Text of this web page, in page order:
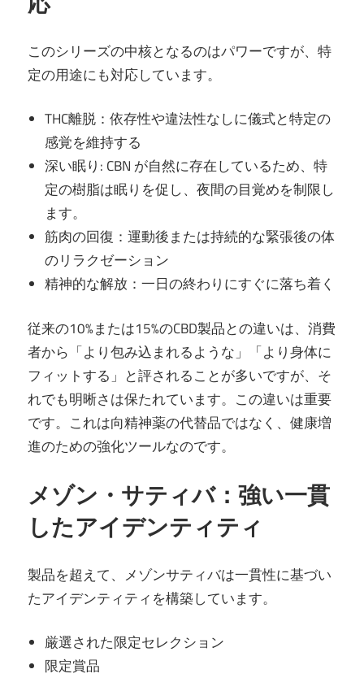
このシリーズの中核となるのはパワーですが、特
定の用途にも対応しています。
THC離脱：依存性や違法性なしに儀式と特定の
感覚を維持する
深い眠り: CBN が自然に存在しているため、特
定の樹脂は眠りを促し、夜間の目覚めを制限し
ます。
筋肉の回復：運動後または持続的な緊張後の体
のリラクゼーション
精神的な解放：一日の終わりにすぐに落ち着く
従来の10%または15%のCBD製品との違いは、消費
者から「より包み込まれるような」「より身体に
フィットする」と評されることが多いですが、そ
れでも明晰さは保たれています。この違いは重要
です。これは向精神薬の代替品ではなく、健康増
進のための強化ツールなのです。
メゾン・サティバ：強い一貫
したアイデンティティ
製品を超えて、メゾンサティバは一貫性に基づい
たアイデンティティを構築しています。
厳選された限定セレクション
限定賞品